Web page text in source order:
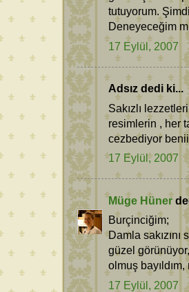
tutuyorum.
Deneyeceğim
17 Eylül, 2007
Adsız dedi ki...
Sakızlı
resimlerin , her
cezbediyor
17 Eylül, 2007
Müge Hüner
Burçinciğim;
Damla
güzel
olmuş
17 Eylül, 2007